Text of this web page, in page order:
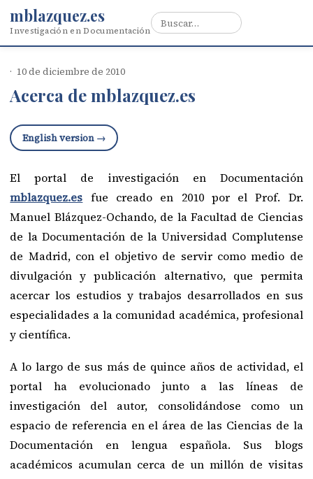
mblazquez.es
Investigación en Documentación
10 de diciembre de 2010
Acerca de mblazquez.es
English version →
El portal de investigación en Documentación
mblazquez.es fue creado en 2010 por el Prof. Dr.
Manuel Blázquez-Ochando, de la Facultad de Ciencias
de la Documentación de la Universidad Complutense
de Madrid, con el objetivo de servir como medio de
divulgación y publicación alternativo, que permita
acercar los estudios y trabajos desarrollados en sus
especialidades a la comunidad académica, profesional
y científica.
A lo largo de sus más de quince años de actividad, el
portal ha evolucionado junto a las líneas de
investigación del autor, consolidándose como un
espacio de referencia en el área de las Ciencias de la
Documentación en lengua española. Sus blogs
académicos acumulan cerca de un millón de visitas